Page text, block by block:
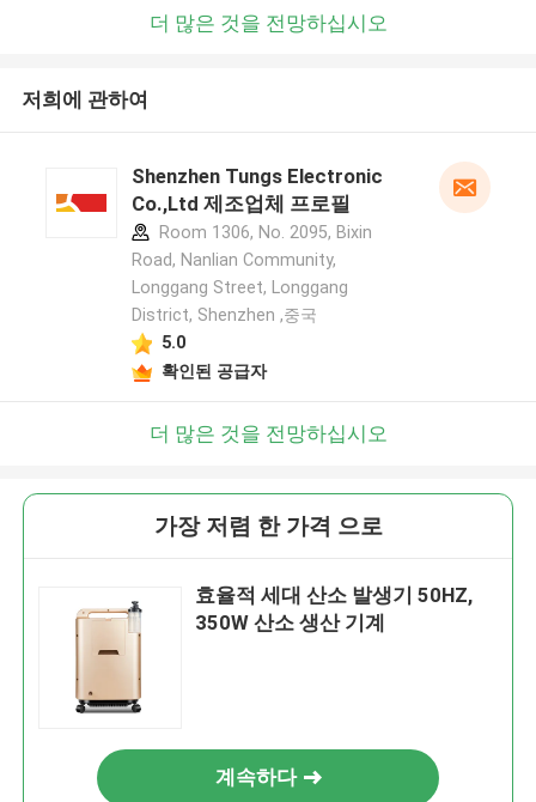
더 많은 것을 전망하십시오
저희에 관하여
Shenzhen Tungs Electronic
Co.,Ltd 제조업체 프로필
Room 1306, No. 2095, Bixin
Road, Nanlian Community,
Longgang Street, Longgang
District, Shenzhen ,중국
5.0
확인된 공급자
더 많은 것을 전망하십시오
가장 저렴 한 가격 으로
효율적 세대 산소 발생기 50HZ,
350W 산소 생산 기계
계속하다